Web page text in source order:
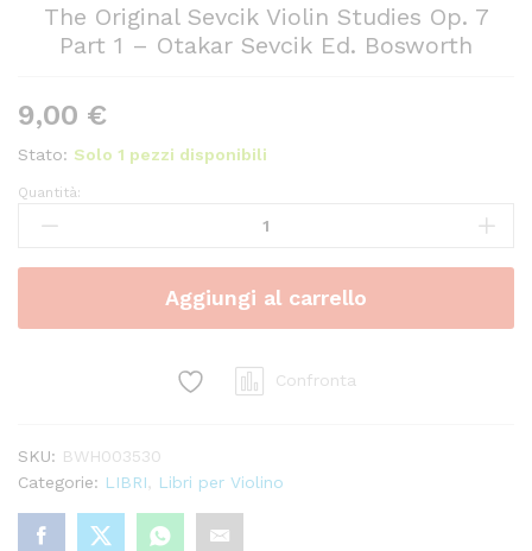
The Original Sevcik Violin Studies Op. 7
Part 1 – Otakar Sevcik Ed. Bosworth
9,00 €
Stato: Solo 1 pezzi disponibili
The
Original
Violin
Op.
Otakar
Sevcik
Ed.
Bosworth
Quantità:
Aggiungi al carrello
Confronta
SKU: BWH003530
Categorie: LIBRI Libri per Violino